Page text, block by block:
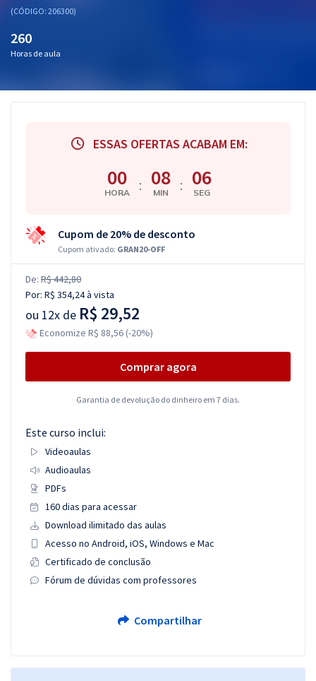
OAB
Mentorias
(CÓDIGO: 206300)
260
Horas de aula
ESSAS OFERTAS ACABAM EM:
00
HORA : 08
MIN : 05
SEG
Cupom de 20% de desconto
Cupom ativado: GRAN20-OFF
De: R$ 442,80
Por: R$ 354,24à vista
ou 12x de R$ 29,52
Economize R$ 88,56 (-20%)
Comprar agora
Garantia de devolução do dinheiro em 7 dias.
Este curso inclui:
Videoaulas
Audioaulas
PDFs
160 dias para acessar
Download ilimitado das aulas
Acesso no Android, iOS, Windows e Mac
Certificado de conclusão
Fórum de dúvidas com professores
Compartilhar